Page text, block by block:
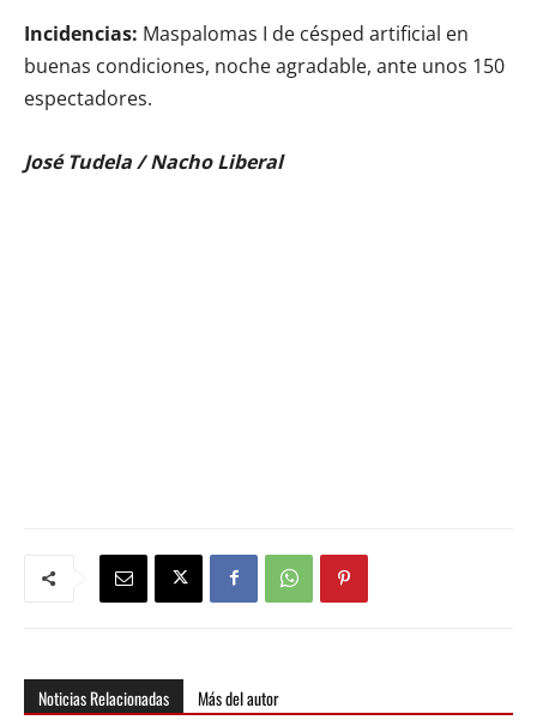
Incidencias: Maspalomas I de césped artificial en
buenas condiciones, noche agradable, ante unos 150
espectadores.
José Tudela / Nacho Liberal
Noticias Relacionadas Más del autor